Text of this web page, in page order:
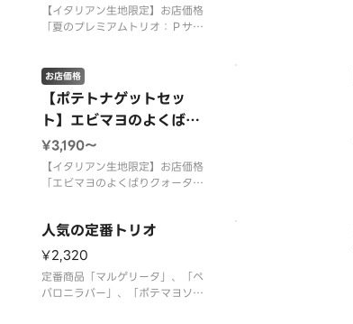
【イタリアン生地限定】お店価格
「夏のプレミアムトリオ：Ｐサイ
ス）：４８０円」を組み合わせた
特別なセット商品です。 ＜マヨ
ネーズソース＞ ガーリックグリ
ルビーフ・ダイスオニオン・大海
老・特製ガーリックソー
【ポテトナゲットセッ
ト】エビマヨのよくばり
クォーター
お店価格
¥3,190〜
【イタリアン生地限定】お店価格
「エビマヨのよくばりクォータ
ッドポテト９本入（トマトファン
シーソース）：４００円」＋「ピ
ザーラナゲット４個入（マスター
ドソース）：３００円」を組み合
わせた特別なセット商品
人気の定番トリオ
¥2,320
定番商品「マルゲリータ」、「ペ
パロニラバー」、「ポテマヨソー